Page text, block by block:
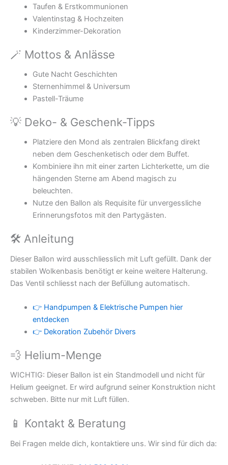
Taufen & Erstkommunionen
Valentinstag & Hochzeiten
Kinderzimmer-Dekoration
🪄 Mottos & Anlässe
Gute Nacht Geschichten
Sternenhimmel & Universum
Pastell-Träume
💡 Deko- & Geschenk-Tipps
Platziere den Mond als zentralen Blickfang direkt
neben dem Geschenketisch oder dem Buffet.
Kombiniere ihn mit einer zarten Lichterkette, um die
hängenden Sterne am Abend magisch zu
beleuchten.
Nutze den Ballon als Requisite für unvergessliche
Erinnerungsfotos mit den Partygästen.
🛠 Anleitung
Dieser Ballon wird ausschliesslich mit Luft gefüllt. Dank der
stabilen Wolkenbasis benötigt er keine weitere Halterung.
Das Ventil schliesst nach der Befüllung automatisch.
👉 Handpumpen & Elektrische Pumpen hier
entdecken
👉 Dekoration Zubehör Divers
💨 Helium-Menge
WICHTIG: Dieser Ballon ist ein Standmodell und nicht für
Helium geeignet. Er wird aufgrund seiner Konstruktion nicht
schweben. Bitte nur mit Luft füllen.
📱 Kontakt & Beratung
Bei Fragen melde dich, kontaktiere uns. Wir sind für dich da: